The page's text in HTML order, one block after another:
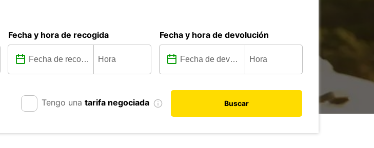
Fecha y hora de recogida Fecha y hora de devolución
Tengo una tarifa negociada Buscar